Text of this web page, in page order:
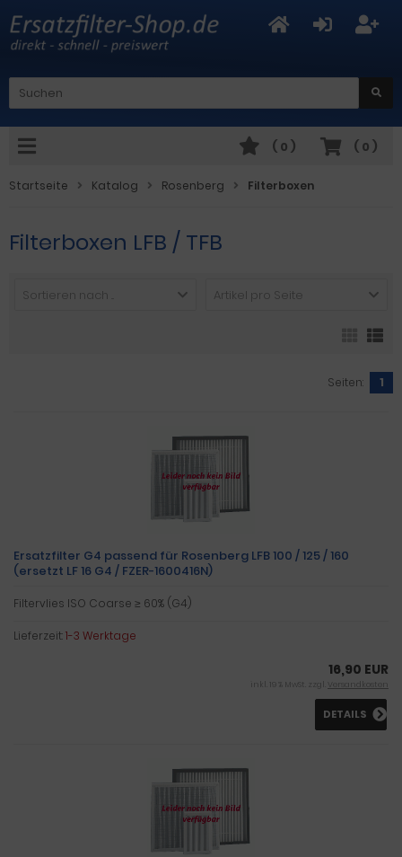
( 0 )
( 0 )
Startseite Katalog Rosenberg Filterboxen
Filterboxen LFB / TFB
Sortieren nach ... Artikel pro Seite
Seiten: 1
Ersatzfilter G4 passend für Rosenberg LFB 100 / 125 / 160
(ersetzt LF 16 G4 / FZER-1600416N)
Filtervlies ISO Coarse ≥ 60% (G4)
Lieferzeit:1-3 Werktage
16,90 EUR
inkl. 19 % MwSt. zzgl. Versandkosten
DETAILS